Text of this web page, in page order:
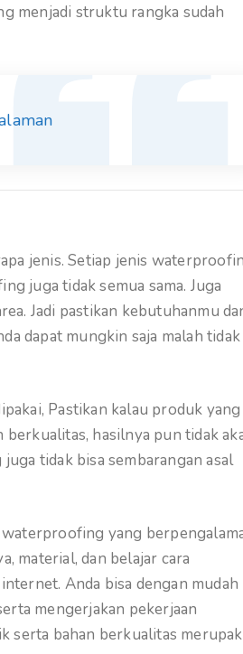
menjadi struktu rangka sudah
jenis. Setiap jenis
juga tidak semua sama. Juga
Jadi pastikan kebutuhanmu
dapat mungkin saja malah tidak
Pastikan kalau produk yang
hasilnya pun tidak
tidak bisa sembarangan asal
yang
material, dan belajar cara
Anda bisa dengan mudah
mengerjakan pekerjaan
serta bahan berkualitas